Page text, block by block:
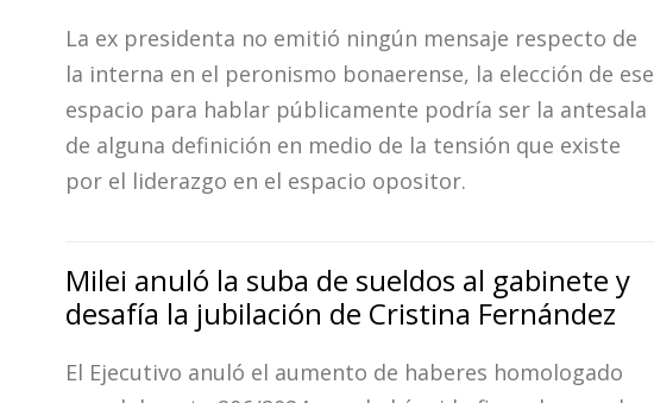
La ex presidenta no emitió ningún mensaje respecto de
la interna en el peronismo bonaerense, la elección de ese
espacio para hablar públicamente podría ser la antesala
de alguna definición en medio de la tensión que existe
por el liderazgo en el espacio opositor.
Milei anuló la suba de sueldos al gabinete y
desafía la jubilación de Cristina Fernández
El Ejecutivo anuló el aumento de haberes homologado